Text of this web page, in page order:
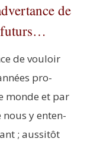
de
futurs…
de vou­loir
pro­
monde et par
nous y enten­
; aus­si­tôt